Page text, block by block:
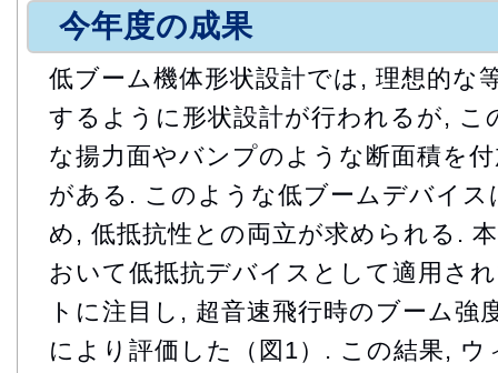
今年度の成果
低ブーム機体形状設計では, 理想的な
するように形状設計が行われるが,
な揚力面やバンプのような断面積を
がある. このような低ブームデバイ
め, 低抵抗性との両立が求められる.
おいて低抵抗デバイスとして適用さ
トに注目し, 超音速飛行時のブーム強
により評価した（図1）. この結果,